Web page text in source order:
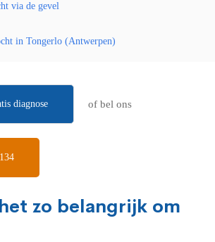
via de gevel
in Tongerlo (Antwerpen)
diagnose of bel ons
zo belangrijk om